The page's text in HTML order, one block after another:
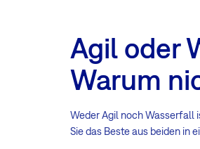
Agil oder
Warum
Weder Agil noch Wasserfall
Sie das Beste aus beiden in